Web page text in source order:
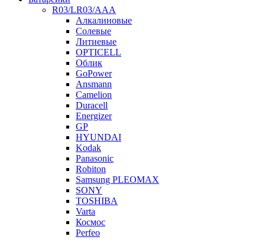
R03/LR03/AAA
Алкалиновые
Солевые
Литиевые
OPTICELL
Облик
GoPower
Ansmann
Camelion
Duracell
Energizer
GP
HYUNDAI
Kodak
Panasonic
Robiton
Samsung PLEOMAX
SONY
TOSHIBA
Varta
Космос
Perfeo